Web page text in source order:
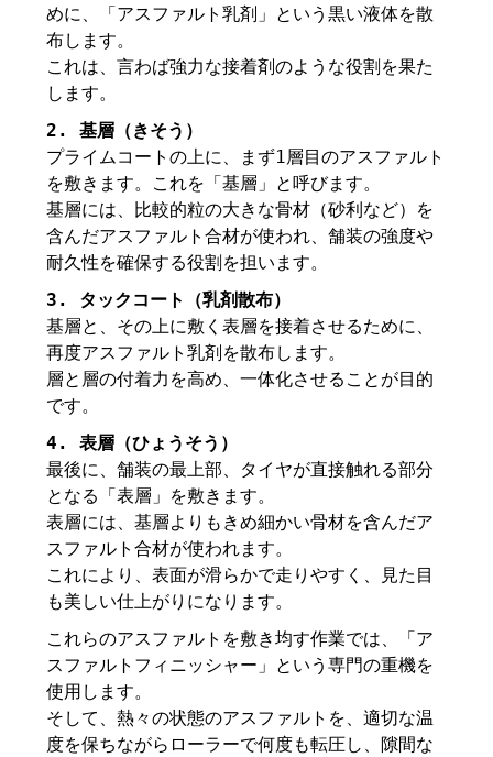
めに、「アスファルト乳剤」という黒い液体を散
布します。
これは、言わば強力な接着剤のような役割を果た
します。
2. 基層（きそう）
プライムコートの上に、まず1層目のアスファルト
を敷きます。これを「基層」と呼びます。
基層には、比較的粒の大きな骨材（砂利など）を
含んだアスファルト合材が使われ、舗装の強度や
耐久性を確保する役割を担います。
3. タックコート（乳剤散布）
基層と、その上に敷く表層を接着させるために、
再度アスファルト乳剤を散布します。
層と層の付着力を高め、一体化させることが目的
です。
4. 表層（ひょうそう）
最後に、舗装の最上部、タイヤが直接触れる部分
となる「表層」を敷きます。
表層には、基層よりもきめ細かい骨材を含んだア
スファルト合材が使われます。
これにより、表面が滑らかで走りやすく、見た目
も美しい仕上がりになります。
これらのアスファルトを敷き均す作業では、「ア
スファルトフィニッシャー」という専門の重機を
使用します。
そして、熱々の状態のアスファルトを、適切な温
度を保ちながらローラーで何度も転圧し、隙間な